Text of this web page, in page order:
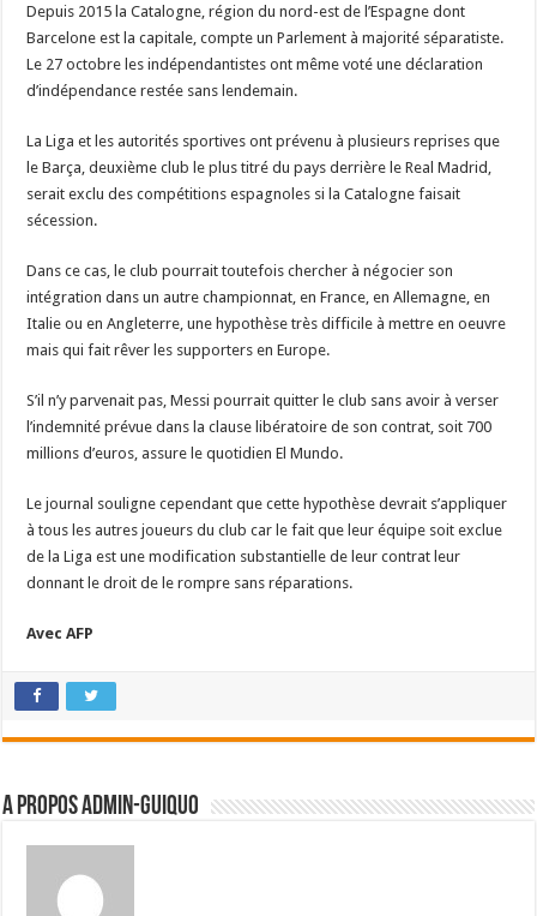
Depuis 2015 la Catalogne, région du nord-est de l’Espagne dont
Barcelone est la capitale, compte un Parlement à majorité séparatiste.
Le 27 octobre les indépendantistes ont même voté une déclaration
d’indépendance restée sans lendemain.
La Liga et les autorités sportives ont prévenu à plusieurs reprises que
le Barça, deuxième club le plus titré du pays derrière le Real Madrid,
serait exclu des compétitions espagnoles si la Catalogne faisait
sécession.
Dans ce cas, le club pourrait toutefois chercher à négocier son
intégration dans un autre championnat, en France, en Allemagne, en
Italie ou en Angleterre, une hypothèse très difficile à mettre en oeuvre
mais qui fait rêver les supporters en Europe.
S’il n’y parvenait pas, Messi pourrait quitter le club sans avoir à verser
l’indemnité prévue dans la clause libératoire de son contrat, soit 700
millions d’euros, assure le quotidien El Mundo.
Le journal souligne cependant que cette hypothèse devrait s’appliquer
à tous les autres joueurs du club car le fait que leur équipe soit exclue
de la Liga est une modification substantielle de leur contrat leur
donnant le droit de le rompre sans réparations.
Avec AFP
A propos admin-guiquo